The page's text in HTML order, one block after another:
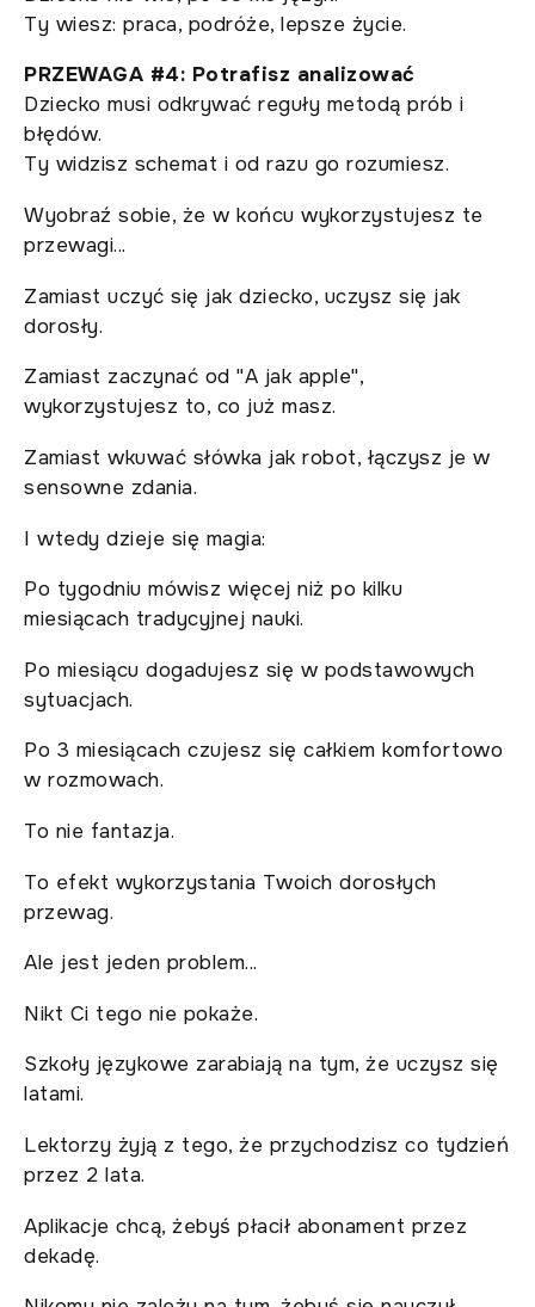
Ty wiesz: praca, podróże, lepsze życie.
PRZEWAGA #4: Potrafisz analizować
Dziecko musi odkrywać reguły metodą prób i
błędów.
Ty widzisz schemat i od razu go rozumiesz.
Wyobraź sobie, że w końcu wykorzystujesz te
przewagi...
Zamiast uczyć się jak dziecko, uczysz się jak
dorosły.
Zamiast zaczynać od "A jak apple",
wykorzystujesz to, co już masz.
Zamiast wkuwać słówka jak robot, łączysz je w
sensowne zdania.
I wtedy dzieje się magia:
Po tygodniu mówisz więcej niż po kilku
miesiącach tradycyjnej nauki.
Po miesiącu dogadujesz się w podstawowych
sytuacjach.
Po 3 miesiącach czujesz się całkiem komfortowo
w rozmowach.
To nie fantazja.
To efekt wykorzystania Twoich dorosłych
przewag.
Ale jest jeden problem...
Nikt Ci tego nie pokaże.
Szkoły językowe zarabiają na tym, że uczysz się
latami.
Lektorzy żyją z tego, że przychodzisz co tydzień
przez 2 lata.
Aplikacje chcą, żebyś płacił abonament przez
dekadę.